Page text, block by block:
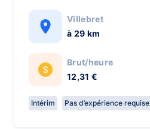
Villebret
à 29 km
Brut/heure
12,31 €
Intérim Pas d’expérience requise